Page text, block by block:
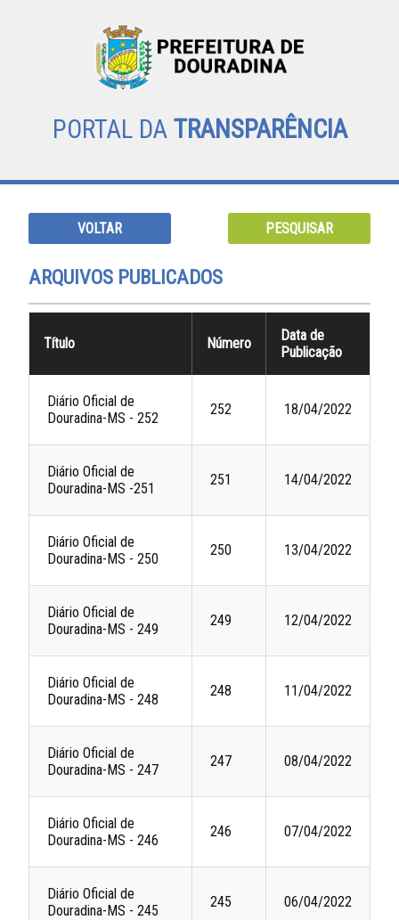
PORTAL DA TRANSPARÊNCIA
VOLTAR PESQUISAR
ARQUIVOS PUBLICADOS
Título Número
Data de
Publicação
Diário Oficial de
Douradina-MS - 252
252 18/04/2022
Diário Oficial de
Douradina-MS -251
251 14/04/2022
Diário Oficial de
Douradina-MS - 250
250 13/04/2022
Diário Oficial de
Douradina-MS - 249
249 12/04/2022
Diário Oficial de
Douradina-MS - 248
248 11/04/2022
Diário Oficial de
Douradina-MS - 247
247 08/04/2022
Diário Oficial de
Douradina-MS - 246
246 07/04/2022
Diário Oficial de
Douradina-MS - 245
245 06/04/2022